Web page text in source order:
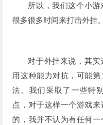
所以，我们这个小
很多很多时间来打击外挂。
对于外挂来说，其
用这种能力对抗，可能
法。我们采取了一些特
点，对于这样一个游戏
的，我并不认为有任何